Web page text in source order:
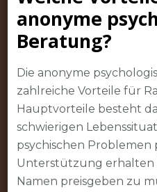
anonyme
Beratung?
Die anonyme
zahlreiche Vorteile für
Hauptvorteile besteht
schwierigen
psychischen Problemen
Unterstützung erhalten
Namen preisgeben zu